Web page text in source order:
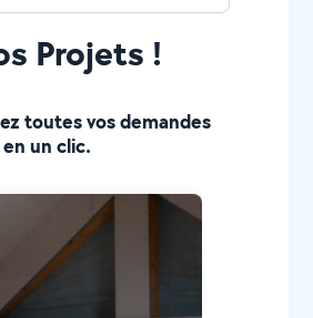
Projets !
toutes vos demandes
un clic.